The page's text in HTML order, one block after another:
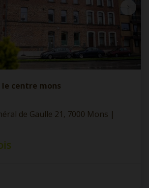
le centre mons
de Gaulle 21, 7000 Mons |